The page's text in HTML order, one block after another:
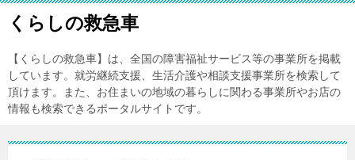
くらしの救急車
【くらしの救急車】は、全国の障害福祉サービス等の事業所を掲載
しています。就労継続支援、生活介護や相談支援事業所を検索して
頂けます。また、お住まいの地域の暮らしに関わる事業所やお店の
情報も検索できるポータルサイトです。